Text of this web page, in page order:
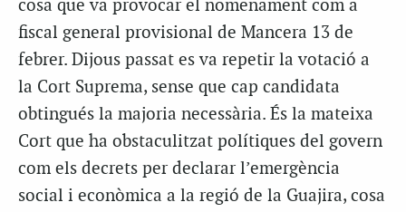
cosa que va provocar el nomenament com a
fiscal general provisional de Mancera 13 de
febrer. Dijous passat es va repetir la votació a
la Cort Suprema, sense que cap candidata
obtingués la majoria necessària. És la mateixa
Cort que ha obstaculitzat polítiques del govern
com els decrets per declarar l’emergència
social i econòmica a la regió de la Guajira, cosa